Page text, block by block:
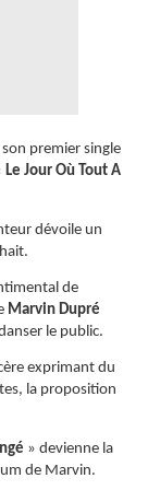
son premier single
Le Jour Où Tout A
dévoile un
de
Marvin Dupré
le public.
exprimant du
la proposition
» devienne la
de Marvin.